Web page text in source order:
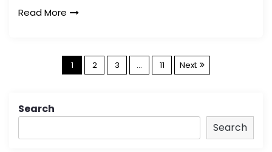
Read More
P
s
1 2 3 … 11 Next
Search
Search